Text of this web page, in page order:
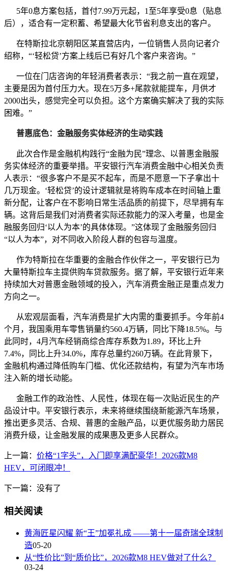
5年0息方案包括，首付7.99万元起，1至5年享受0息（贴息
后），适合有一定积蓄、希望最大化节省利息支出的客户。
在特斯拉北京朝阳区某直营店内，一位销售人员向记者介
绍称，“‘轻松贷’方案上线后已有好几个客户来咨询。”
一位在门店咨询的年轻消费者表示：“我之前一直在观望，
主要是因为首付压力大。现在5万多+尾款就能提车，月供才
2000出头，感觉完全可以负担。这个方案确实解决了我的实际
困难。”
普惠底色：金融服务实体经济的生动实践
此次合作是金融机构践行“金融为民”理念、以普惠金融服
务实体经济的重要举措。平安银行汽车消费金融中心相关负责
人表示：“很多客户不是买不起车，而是不愿意一下子拿出十
几万现金。‘轻松贷’的设计逻辑就是将购车成本在时间轴上重
新分配，让客户在不影响日常生活品质的前提下，尽早拥有车
辆。这背后是我们对消费者实际还款能力的深入考量，也是金
融服务回归‘以人为本’的具体体现。”这体现了金融服务回归
“以人为本”，对不同收入阶段人群的包容与温度。
作为特斯拉在华重要的金融合作伙伴之一，平安银行已为
大量特斯拉车主提供购车贷款服务。据了解，平安银行近年来
持续加大对普惠金融领域的投入，汽车消费金融正是重点发力
方向之一。
从宏观层面看，汽车消费是扩大内需的重要抓手。今年前4
个月，我国乘用车零售销量约560.4万辆，同比下降18.5%。与
此同时，4月汽车经销商综合库存系数为1.89，环比上升
7.4%，同比上升34.0%，库存总量约260万辆。在此背景下，
金融机构通过降低购车门槛、优化还款结构，有望为汽车市场
注入新的增长动能。
金融工作的政治性、人民性，体现在每一次贴近民生的产
品设计中。平安银行表示，未来将继续围绕新能源汽车场景，
推出更多灵活、合规、普惠的金融产品，以更优服务助力居民
消费升级，让金融发展的成果惠及更多人民群众。
上一篇： 价格“1字头”，入门即享满配豪华！2026款M8
HEV，可闭眼冲！
下一篇：没有了
相关阅读
黄海匠星闪耀 新“王”加冕礼成​ ——第十一届奇瑞全球制
造05-20
从“性价比”到“质价比”，2026款M8 HEV做对了什么？
03-24